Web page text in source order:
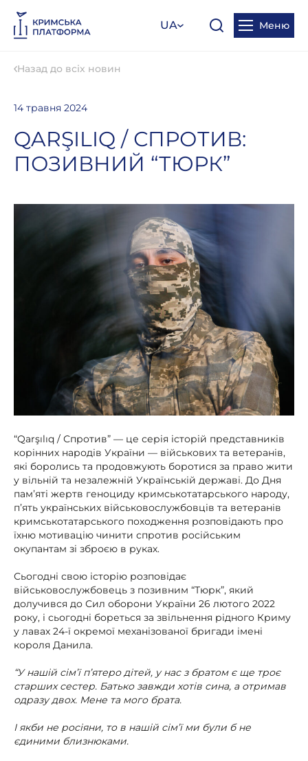
UA Меню
Назад до всіх новин
14 травня 2024
QARŞILIQ / СПРОТИВ:
ПОЗИВНИЙ “ТЮРК”
“Qarşılıq / Спротив” — це серія історій представників
корінних народів України — військових та ветеранів,
які боролись та продовжують боротися за право жити
у вільній та незалежній Українській державі. До Дня
памʼяті жертв геноциду кримськотатарського народу,
пʼять українських військовослужбовців та ветеранів
кримськотатарського походження розповідають про
їхню мотивацію чинити спротив російським
окупантам зі зброєю в руках.
Сьогодні свою історію розповідає
військовослужбовець з позивним “Тюрк”, який
долучився до Сил оборони України 26 лютого 2022
року, і сьогодні бореться за звільнення рідного Криму
у лавах 24-ї окремої механізованої бригади імені
короля Данила.
“У нашій сім’ї п’ятеро дітей, у нас з братом є ще троє
старших сестер. Батько завжди хотів сина, а отримав
одразу двох. Мене та мого брата.
І якби не росіяни, то в нашій сім’ї ми були б не
єдиними близнюками.